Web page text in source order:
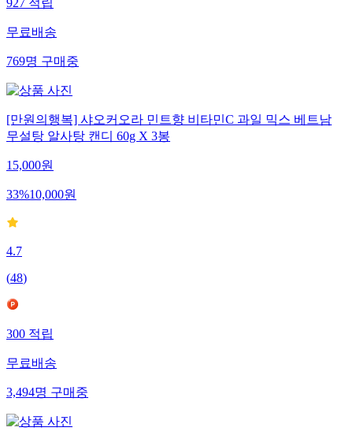
927적립
무료배송
769명구매중
[만원의행복] 샤오커오라 민트향 비타민C 과일 믹스 베트남
무설탕 알사탕 캔디 60g X 3봉
15,000원
33%10,000원
4.7
(48)
300적립
무료배송
3,494명구매중